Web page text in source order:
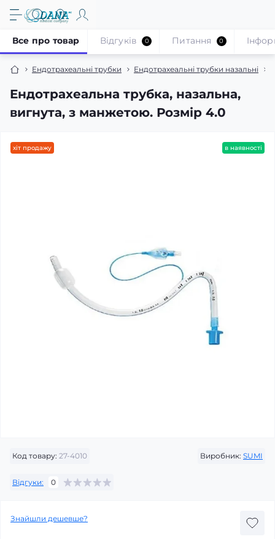
Ендотрахеальні трубки Ендотрахеальні трубки назальні
Ендотрахеальна трубка, назальна,
вигнута, з манжетою. Розмір 4.0
Все про товар Відгуків 0 Питання 0
хіт продажу в наявності
Код товару: 27-4010 Виробник: SUMI
Відгуки: 0
Знайшли дешевше?